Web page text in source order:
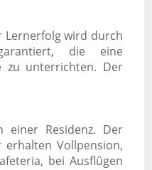
Lernerfolg wird durch
die eine
zu unterrichten. Der
Residenz. Der
Vollpension,
bei Ausflügen